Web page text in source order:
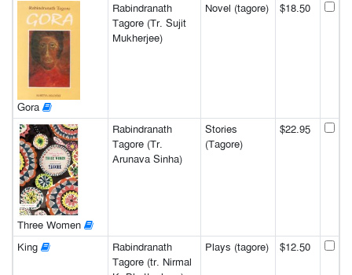
Gora
Rabindranath
Tagore (Tr. Sujit
Mukherjee)
Novel (tagore) $18.50
Three Women
Rabindranath
Tagore (Tr.
Arunava Sinha)
Stories
(Tagore)
$22.95
King
Rabindranath
Tagore (tr. Nirmal
Plays (tagore) $12.50